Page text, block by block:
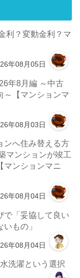
利？変動金利？マ
年08月05日
年8月編 ～中古
～【マンションマ
年08月03日
ンへ住み替える方
マンションが竣工
マンションマニ
年08月04日
で「妥協して良い
もの」
年08月04日
洗濯という選択